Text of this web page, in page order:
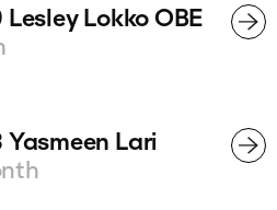
Lokko OBE
Lari